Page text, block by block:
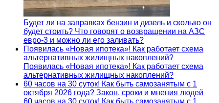
Будет ли на заправках бензин и дизель и сколько он
будет стоить? Что говорят о возвращении на АЗС
евро-3 и можно ли его заливать?
Появилась «Новая ипотека»! Как работает схема
альтернативных жилищных накоплений?
Появилась «Новая ипотека»! Как работает схема
альтернативных жилищных накоплений?
60 часов на 30 суток! Как быть самозанятым с 1
октября 2026 года? Закон, сроки и мнения людей
60 часов на 30 суток! Как быть самозанятым с 1